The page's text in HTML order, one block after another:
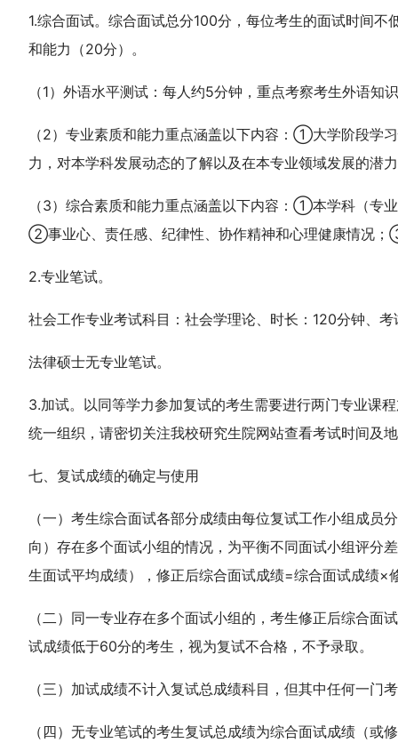
1.综合面试。综合面试总分100分，每位考生的面试时间
和能力（20分）。
（1）外语水平测试：每人约5分钟，重点考察考生外语知
（2）专业素质和能力重点涵盖以下内容：①大学阶段学
力，对本学科发展动态的了解以及在本专业领域发展的
（3）综合素质和能力重点涵盖以下内容：①本学科（专
②事业心、责任感、纪律性、协作精神和心理健康情况
2.专业笔试。
社会工作专业考试科目：社会学理论、时长：120分钟、
法律硕士无专业笔试。
3.加试。以同等学力参加复试的考生需要进行两门专业课
统一组织，请密切关注我校研究生院网站查看考试时间及
七、复试成绩的确定与使用
（一）考生综合面试各部分成绩由每位复试工作小组成
向）存在多个面试小组的情况，为平衡不同面试小组评分
生面试平均成绩），修正后综合面试成绩=综合面试成绩×
（二）同一专业存在多个面试小组的，考生修正后综合
试成绩低于60分的考生，视为复试不合格，不予录取。
（三）加试成绩不计入复试总成绩科目，但其中任何一
（四）无专业笔试的考生复试总成绩为综合面试成绩（